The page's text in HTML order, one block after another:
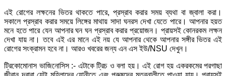
এই রোগের লক্ষনের ভিতর থাকতে পারে, প্রস্রাব করার সময় ব্যথা বা জ্বালা করা।
সকালে প্রস্রাব করার সময়ে লিঙ্গের মাথায় সাদা ঘনরস দেখা যেতে পারে। আপনার হয়ত
মনে হতে পারে যেন আপনার ঘন ঘন প্রস্রাব করার প্রয়োজন। প্রায়সই কোনরকম লক্ষন
দেখা যায় না। তবে এই এর মানে এই নয় যে আপনার থেকে আপনার সঙ্গীর ভিতর এই
রোগের সংক্রামন হবে না। আরও খবরের জন্য এন এস ইউ/NSU দেখুন।
ট্রিকোমোনাস ভাজিনোসিস :- এটাকে ট্রিচ ও বলা হয়। এই রোগ হয় একরকমের পরগাছা